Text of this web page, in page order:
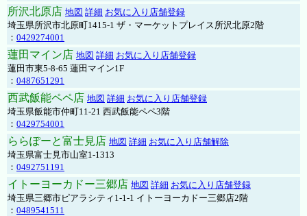
所沢北原店 地図 詳細 お気に入り店舗登録
埼玉県所沢市北原町1415-1 ザ・マーケットプレイス所沢北原2階
： 0429274001
蓮田マイン店 地図 詳細 お気に入り店舗登録
蓮田市東5-8-65 蓮田マイン1F
： 0487651291
西武飯能ペペ店 地図 詳細 お気に入り店舗登録
埼玉県飯能市仲町11-21 西武飯能ペペ3階
： 0429754001
ららぽーと富士見店 地図 詳細 お気に入り店舗解除
埼玉県富士見市山室1-1313
： 0492751191
イトーヨーカドー三郷店 地図 詳細 お気に入り店舗登録
埼玉県三郷市ピアラシティ1-1-1 イトーヨーカドー三郷店2階
： 0489541511